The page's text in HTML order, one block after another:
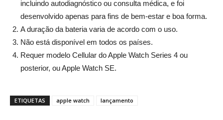
incluindo autodiagnóstico ou consulta médica, e foi
desenvolvido apenas para fins de bem-estar e boa forma.
A duração da bateria varia de acordo com o uso.
Não está disponível em todos os países.
Requer modelo Cellular do Apple Watch Series 4 ou
posterior, ou Apple Watch SE.
ETIQUETAS apple watch lançamento